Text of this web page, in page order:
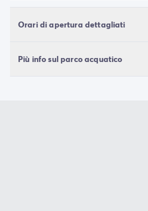
Orari di apertura dettagliati
Più info sul parco acquatico